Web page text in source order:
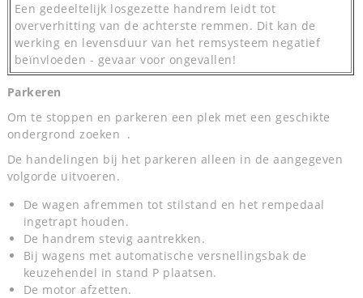
Een gedeeltelijk losgezette handrem leidt tot
oververhitting van de achterste remmen. Dit kan de
werking en levensduur van het remsysteem negatief
beïnvloeden - gevaar voor ongevallen!
Parkeren
Om te stoppen en parkeren een plek met een geschikte
ondergrond zoeken .
De handelingen bij het parkeren alleen in de aangegeven
volgorde uitvoeren.
De wagen afremmen tot stilstand en het rempedaal
ingetrapt houden.
De handrem stevig aantrekken.
Bij wagens met automatische versnellingsbak de
keuzehendel in stand P plaatsen.
De motor afzetten.